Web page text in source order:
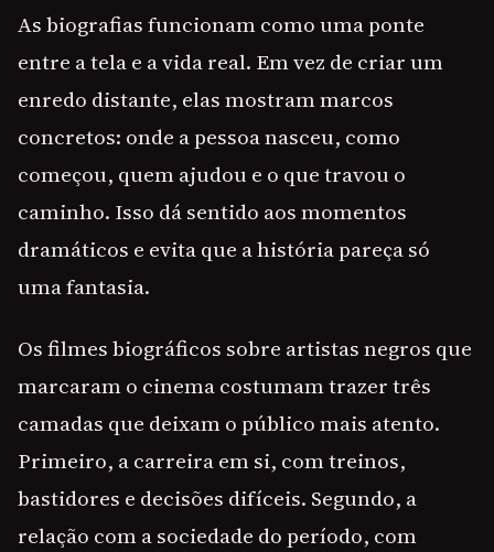
As biografias funcionam como uma ponte
entre a tela e a vida real. Em vez de criar um
enredo distante, elas mostram marcos
concretos: onde a pessoa nasceu, como
começou, quem ajudou e o que travou o
caminho. Isso dá sentido aos momentos
dramáticos e evita que a história pareça só
uma fantasia.
Os filmes biográficos sobre artistas negros que
marcaram o cinema costumam trazer três
camadas que deixam o público mais atento.
Primeiro, a carreira em si, com treinos,
bastidores e decisões difíceis. Segundo, a
relação com a sociedade do período, com